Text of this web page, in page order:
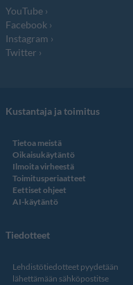
YouTube
Facebook
Instagram
Twitter
Kustantaja ja toimitus
Tietoa meistä
Oikaisukäytäntö
Ilmoita virheestä
Toimitusperiaatteet
Eettiset ohjeet
AI-käytäntö
Tiedotteet
Lehdistötiedotteet pyydetään
lähettämään sähköpostitse